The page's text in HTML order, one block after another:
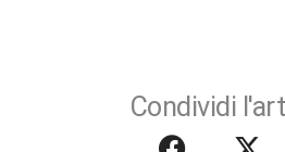
Condividi